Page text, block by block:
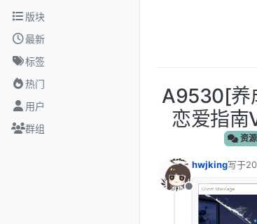
跳转至内容
版块
最新
标签
热门
用户
群组
A9530[养
恋爱指南
资
离线
hwjking写于
最后由